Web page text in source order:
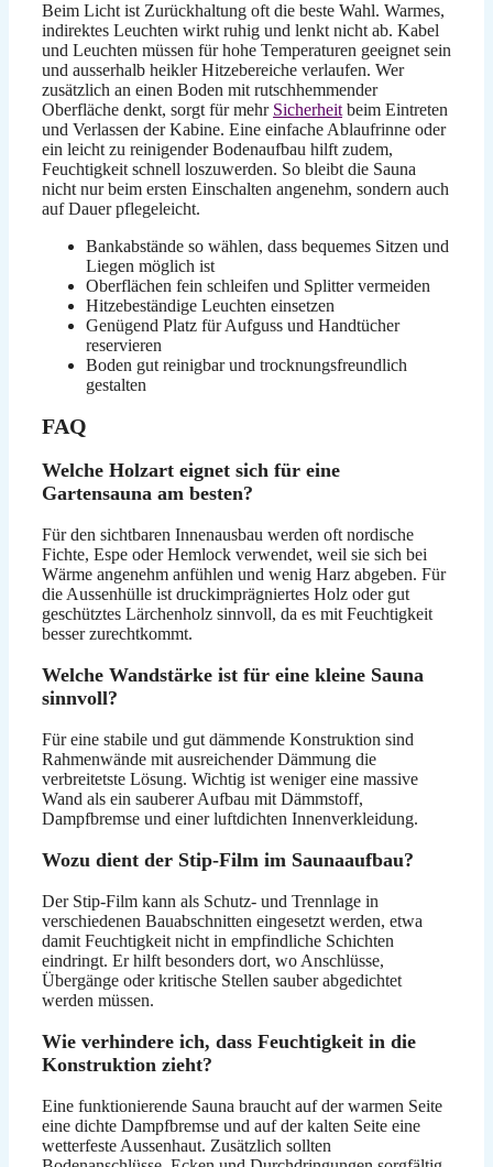
Beim Licht ist Zurückhaltung oft die beste Wahl. Warmes,
indirektes Leuchten wirkt ruhig und lenkt nicht ab. Kabel
und Leuchten müssen für hohe Temperaturen geeignet sein
und ausserhalb heikler Hitzebereiche verlaufen. Wer
zusätzlich an einen Boden mit rutschhemmender
Oberfläche denkt, sorgt für mehr Sicherheitbeim Eintreten
und Verlassen der Kabine. Eine einfache Ablaufrinne oder
ein leicht zu reinigender Bodenaufbau hilft zudem,
Feuchtigkeit schnell loszuwerden. So bleibt die Sauna
nicht nur beim ersten Einschalten angenehm, sondern auch
auf Dauer pflegeleicht.
Bankabstände so wählen, dass bequemes Sitzen und
Liegen möglich ist
Oberflächen fein schleifen und Splitter vermeiden
Hitzebeständige Leuchten einsetzen
Genügend Platz für Aufguss und Handtücher
reservieren
Boden gut reinigbar und trocknungsfreundlich
gestalten
FAQ
Welche Holzart eignet sich für eine
Gartensauna am besten?
Für den sichtbaren Innenausbau werden oft nordische
Fichte, Espe oder Hemlock verwendet, weil sie sich bei
Wärme angenehm anfühlen und wenig Harz abgeben. Für
die Aussenhülle ist druckimprägniertes Holz oder gut
geschütztes Lärchenholz sinnvoll, da es mit Feuchtigkeit
besser zurechtkommt.
Welche Wandstärke ist für eine kleine Sauna
sinnvoll?
Für eine stabile und gut dämmende Konstruktion sind
Rahmenwände mit ausreichender Dämmung die
verbreitetste Lösung. Wichtig ist weniger eine massive
Wand als ein sauberer Aufbau mit Dämmstoff,
Dampfbremse und einer luftdichten Innenverkleidung.
Wozu dient der Stip-Film im Saunaaufbau?
Der Stip-Film kann als Schutz- und Trennlage in
verschiedenen Bauabschnitten eingesetzt werden, etwa
damit Feuchtigkeit nicht in empfindliche Schichten
eindringt. Er hilft besonders dort, wo Anschlüsse,
Übergänge oder kritische Stellen sauber abgedichtet
werden müssen.
Wie verhindere ich, dass Feuchtigkeit in die
Konstruktion zieht?
Eine funktionierende Sauna braucht auf der warmen Seite
eine dichte Dampfbremse und auf der kalten Seite eine
wetterfeste Aussenhaut. Zusätzlich sollten